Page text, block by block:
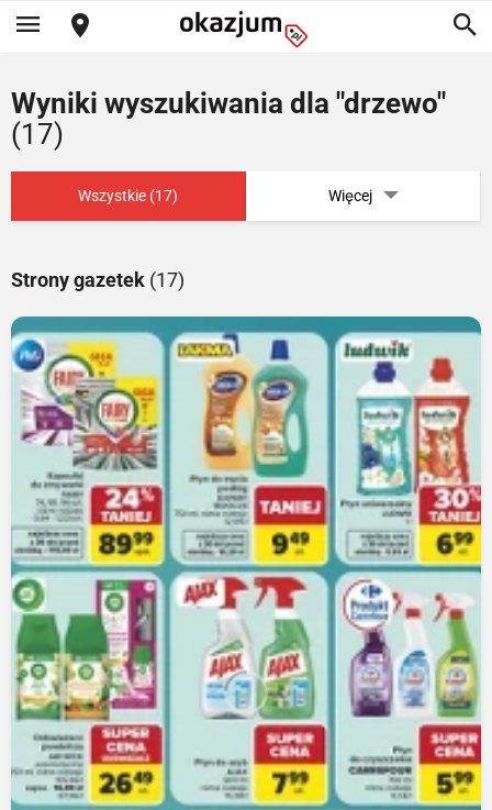
Wyniki wyszukiwania dla "drzewo"
(17)
Wszystkie (17) Więcej
Strony gazetek (17)